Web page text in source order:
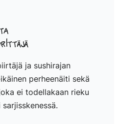
ja sushirajan
perheenäiti sekä
ei todellakaan rieku